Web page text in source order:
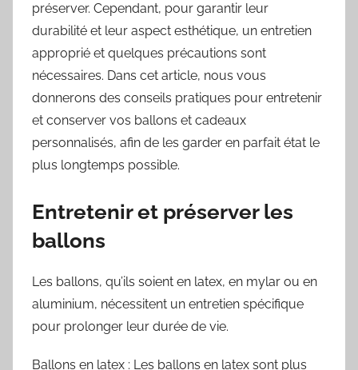
préserver. Cependant, pour garantir leur
durabilité et leur aspect esthétique, un entretien
approprié et quelques précautions sont
nécessaires. Dans cet article, nous vous
donnerons des conseils pratiques pour entretenir
et conserver vos ballons et cadeaux
personnalisés, afin de les garder en parfait état le
plus longtemps possible.
Entretenir et préserver les
ballons
Les ballons, qu’ils soient en latex, en mylar ou en
aluminium, nécessitent un entretien spécifique
pour prolonger leur durée de vie.
Ballons en latex : Les ballons en latex sont plus